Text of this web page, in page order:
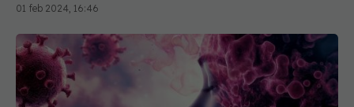
01 feb 2024, 16:46